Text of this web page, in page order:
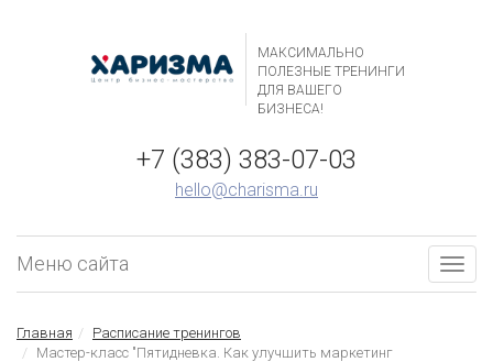
МАКСИМАЛЬНО
ПОЛЕЗНЫЕ ТРЕНИНГИ
ДЛЯ ВАШЕГО
БИЗНЕСА!
+7 (383) 383-07-03
hello@charisma.ru
Меню сайта
Главная
Расписание тренингов
Мастер-класс "Пятидневка. Как улучшить маркетинг